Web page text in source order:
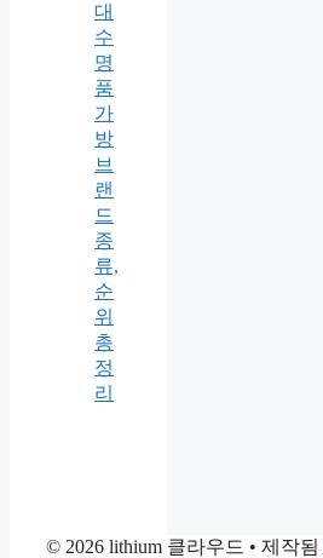
대
수
명
품
가
방
브
랜
드
종
류,
순
위
총
정
리
© 2026 lithium 클라우드 • 제작됨